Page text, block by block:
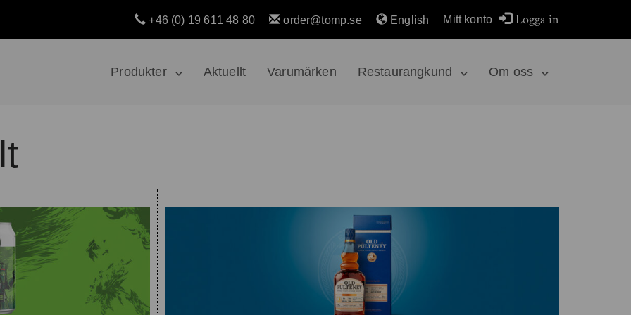
Produkter Aktuellt Varumärken Restaurangkund Om oss
+46 (0) 19 611 48 80 order@tomp.se English Mitt konto Logga in